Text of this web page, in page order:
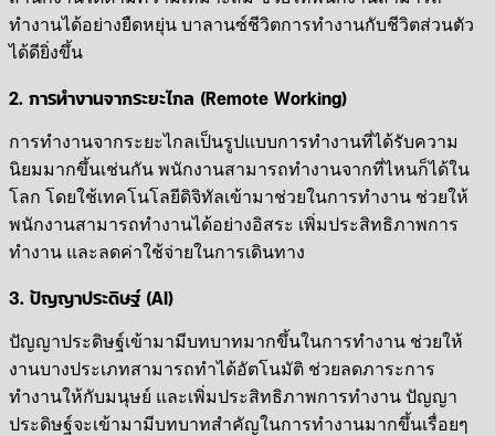
ทำงานได้อย่างยืดหยุ่น บาลานซ์ชีวิตการทำงานกับชีวิตส่วนตัว
ได้ดียิ่งขึ้น
2. การทำงานจากระยะไกล (Remote Working)
การทำงานจากระยะไกลเป็นรูปแบบการทำงานที่ได้รับความ
นิยมมากขึ้นเช่นกัน พนักงานสามารถทำงานจากที่ไหนก็ได้ใน
โลก โดยใช้เทคโนโลยีดิจิทัลเข้ามาช่วยในการทำงาน ช่วยให้
พนักงานสามารถทำงานได้อย่างอิสระ เพิ่มประสิทธิภาพการ
ทำงาน และลดค่าใช้จ่ายในการเดินทาง
3. ปัญญาประดิษฐ์ (AI)
ปัญญาประดิษฐ์เข้ามามีบทบาทมากขึ้นในการทำงาน ช่วยให้
งานบางประเภทสามารถทำได้อัตโนมัติ ช่วยลดภาระการ
ทำงานให้กับมนุษย์ และเพิ่มประสิทธิภาพการทำงาน ปัญญา
ประดิษฐ์จะเข้ามามีบทบาทสำคัญในการทำงานมากขึ้นเรื่อยๆ